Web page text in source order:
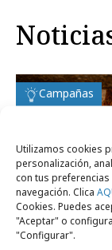
Utilizamos cookies
personalización,
con tus
navegación. Clica
Cookies. Puedes
"Aceptar" o
"Configurar".
Campañas